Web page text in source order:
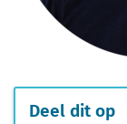
Deel dit op